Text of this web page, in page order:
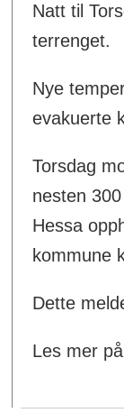
Natt til
terrenget.
Nye
evakuerte
Torsdag
nesten
Hessa
kommune
Dette
Les mer